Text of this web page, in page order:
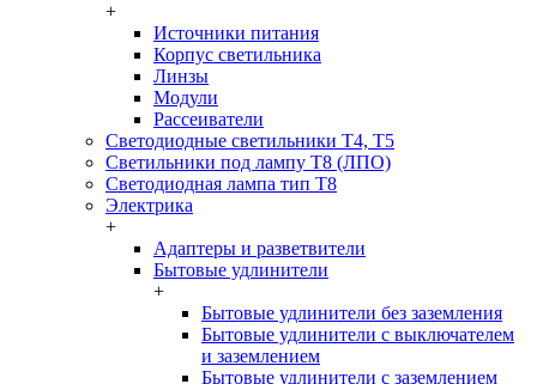
+
Источники питания
Корпус светильника
Линзы
Модули
Рассеиватели
Светодиодные светильники T4, T5
Светильники под лампу Т8 (ЛПО)
Светодиодная лампа тип T8
Электрика
+
Адаптеры и разветвители
Бытовые удлинители
+
Бытовые удлинители без заземления
Бытовые удлинители с выключателем
и заземлением
Бытовые удлинители с заземлением